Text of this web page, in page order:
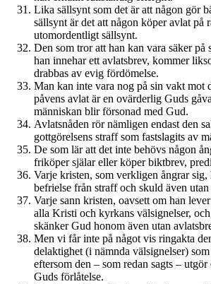
Lika sällsynt som det är att någon gör
sällsynt är det att någon köper avlat på
utomordentligt sällsynt.
Den som tror att han kan vara säker
han innehar ett avlatsbrev, kommer
drabbas av evig fördömelse.
Man kan inte vara nog på sin vakt mot
påvens avlat är en ovärderlig Guds
människan blir försonad med Gud.
Avlatsnåden rör nämligen endast den
gottgörelsens straff som fastslagits av
De som lär att det inte behövs någon
friköper själar eller köper biktbrev,
Varje kristen, som verkligen ångrar
befrielse från straff och skuld även utan
Varje sann kristen, oavsett om han
alla Kristi och kyrkans välsignelser,
skänker Gud honom även utan
Men vi får inte på något vis ringakta
delaktighet (i nämnda välsignelser)
eftersom den – som redan sagts –
Guds förlåtelse.